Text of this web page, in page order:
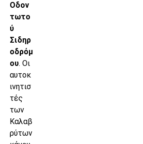
Οδον
τωτο
ύ
Σιδηρ
οδρόμ
ου. Οι
αυτοκ
ινητισ
τές
των
Καλαβ
ρύτων